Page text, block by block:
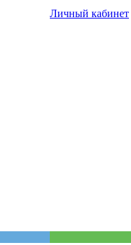
Личный кабинет